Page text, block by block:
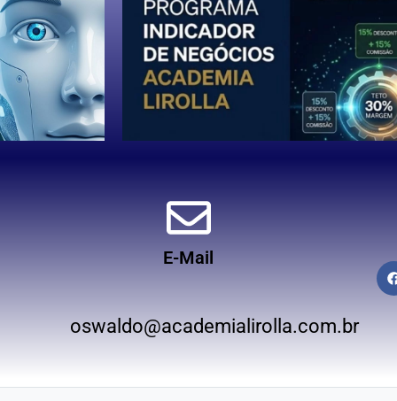
E-Mail
oswaldo@academialirolla.com.br